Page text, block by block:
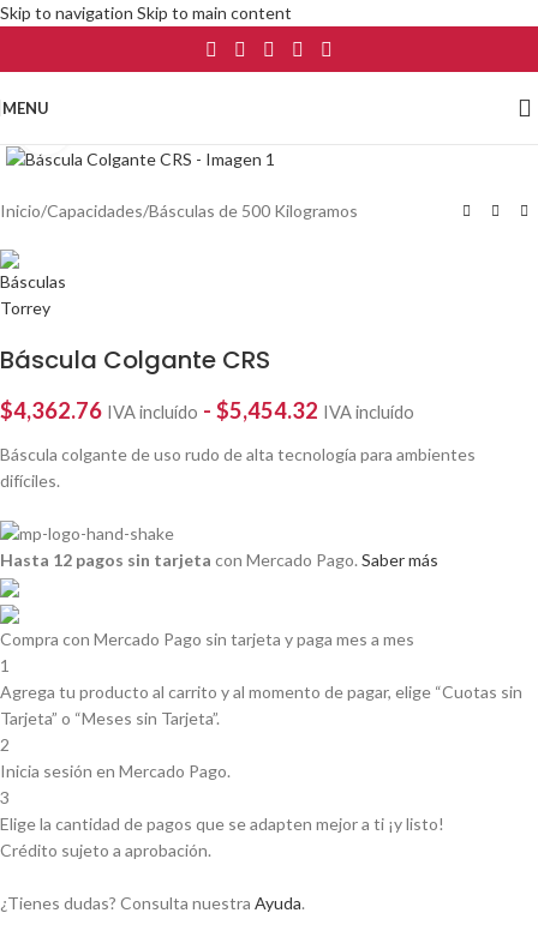
Skip to navigation Skip to main content
MENU
Inicio/Capacidades/Básculas de 500 Kilogramos
Báscula Colgante CRS
$4,362.76 IVA incluído - $5,454.32 IVA incluído
Báscula colgante de uso rudo de alta tecnología para ambientes
difíciles.
Hasta 12 pagos sin tarjeta con Mercado Pago. Saber más
Compra con Mercado Pago sin tarjeta y paga mes a mes
1
Agrega tu producto al carrito y al momento de pagar, elige “Cuotas sin
Tarjeta” o “Meses sin Tarjeta”.
2
Inicia sesión en Mercado Pago.
3
Elige la cantidad de pagos que se adapten mejor a ti ¡y listo!
Crédito sujeto a aprobación.
¿Tienes dudas? Consulta nuestra Ayuda.